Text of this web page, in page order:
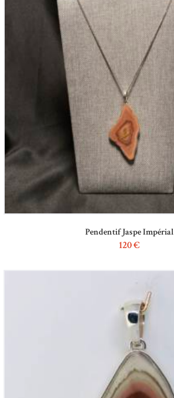
Pendentif Jaspe Impérial
120€